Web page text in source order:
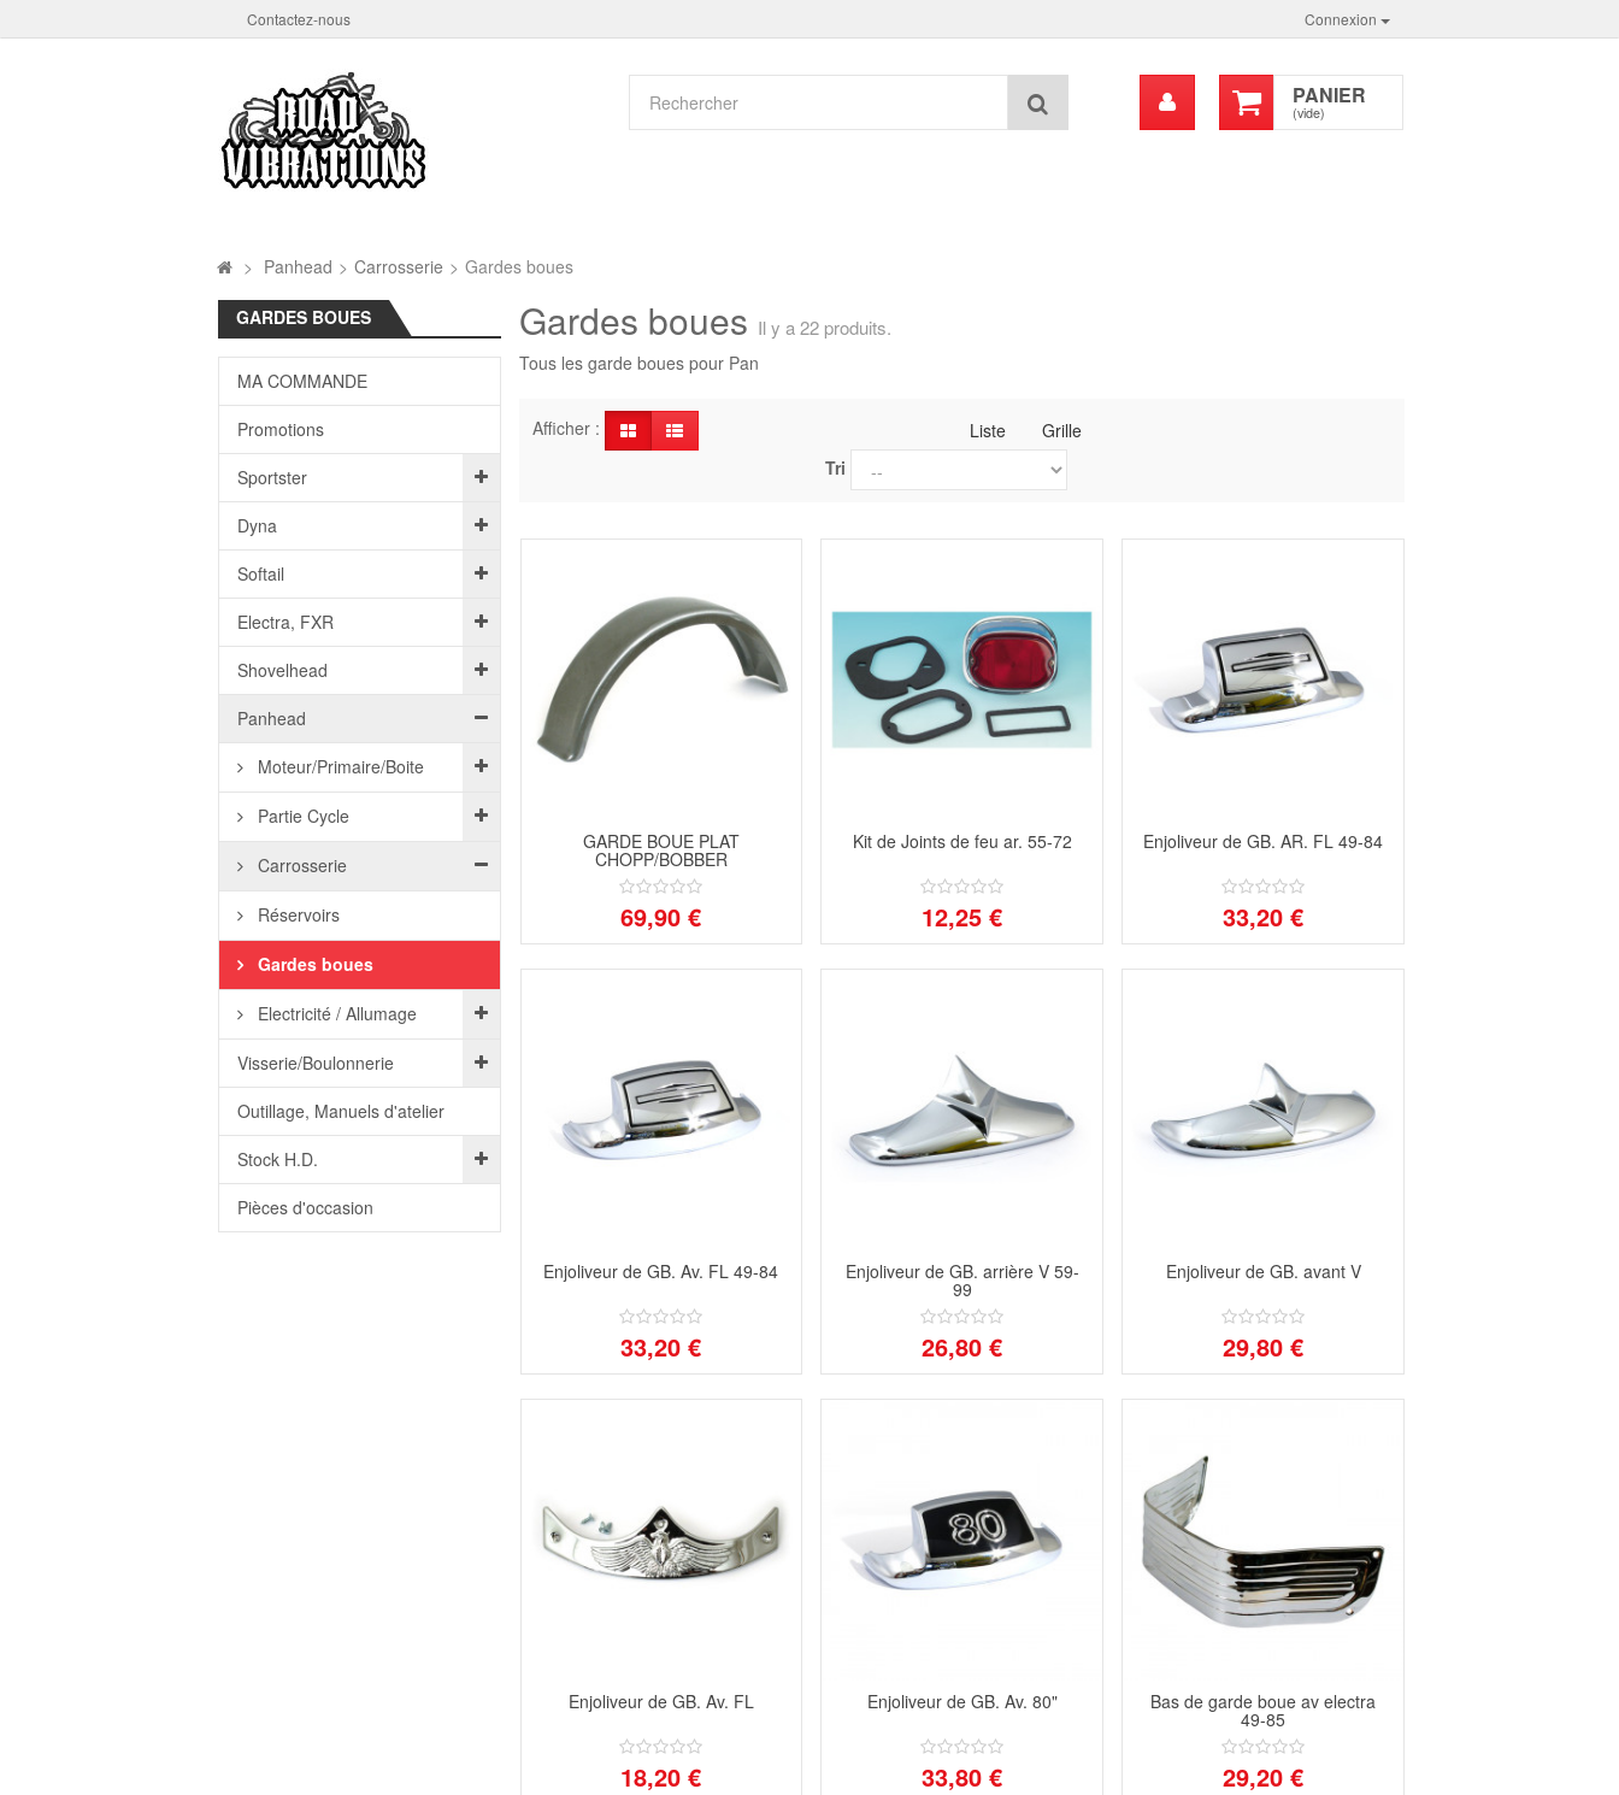
Connexion
Contactez-nous
PANIER
(vide)
Mon
compte
> Panhead > Carrosserie > Gardes boues
GARDES BOUES
MA COMMANDE
Promotions
Sportster
Dyna
Softail
Electra, FXR
Shovelhead
Panhead
Moteur/Primaire/Boite
Partie Cycle
Carrosserie
Réservoirs
Gardes boues
Electricité / Allumage
Visserie/Boulonnerie
Outillage, Manuels d'atelier
Stock H.D.
Pièces d'occasion
Gardes boues Il y a 22 produits.
Tous les garde boues pour Pan
Afficher : Liste
Grille
Tri
GARDE BOUE PLAT
CHOPP/BOBBER
69,90 €
Kit de Joints de feu ar. 55-72
12,25 €
Enjoliveur de GB. AR. FL 49-84
33,20 €
Enjoliveur de GB. Av. FL 49-84
33,20 €
Enjoliveur de GB. arrière V 59-
99
26,80 €
Enjoliveur de GB. avant V
29,80 €
Enjoliveur de GB. Av. FL
18,20 €
Enjoliveur de GB. Av. 80"
33,80 €
Bas de garde boue av electra
49-85
29,20 €